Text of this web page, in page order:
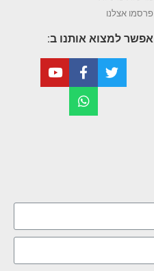
פרסמו אצלנו
אפשר למצוא אותנו ב: